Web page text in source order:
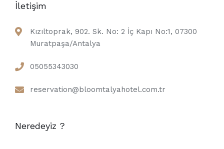
İletişim
Kızıltoprak, 902. Sk. No: 2 İç Kapı No:1, 07300
Muratpaşa/Antalya
05055343030
reservation@bloomtalyahotel.com.tr
Neredeyiz ?